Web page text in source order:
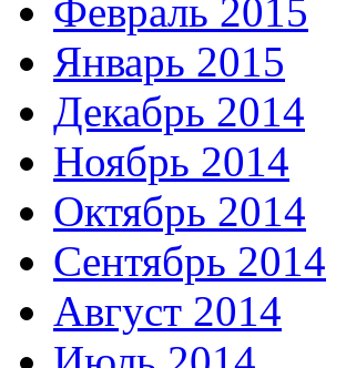
Февраль 2015
Январь 2015
Декабрь 2014
Ноябрь 2014
Октябрь 2014
Сентябрь 2014
Август 2014